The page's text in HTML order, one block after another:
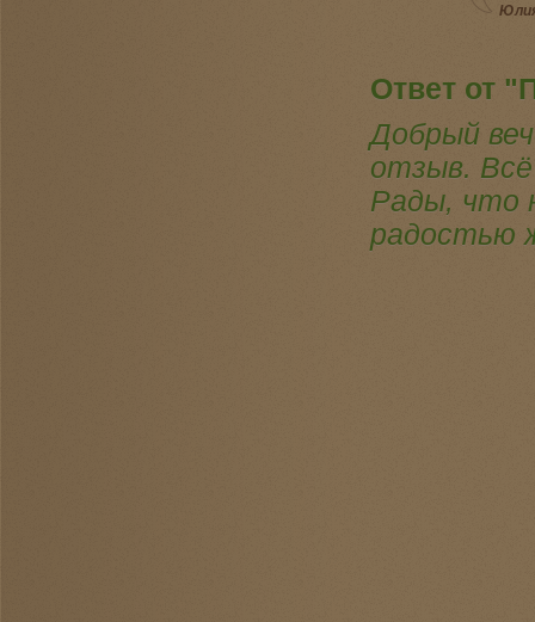
Ответ от
Добрый
отзыв.
Рады, что
радостью